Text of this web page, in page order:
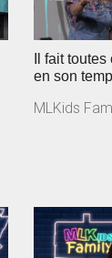
Il fait
en son
MLKids